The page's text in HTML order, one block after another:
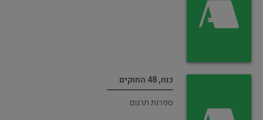
כוח, 48 החוקים
ספרות תרגום